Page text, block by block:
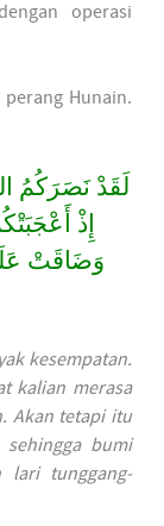
Hunain.
لَقَدْ نَصَرَكُمُ
إِذْ
وَضَاقَتْ
kesempatan.
kalian merasa
Akan tetapi itu
bumi
lari tunggang-